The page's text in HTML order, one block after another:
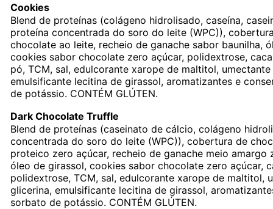
Cookies
Blend de proteínas (colágeno hidrolisado, caseína,
proteína concentrada do soro do leite (WPC)),
chocolate ao leite, recheio de ganache sabor baunilha,
cookies sabor chocolate zero açúcar, polidextrose,
pó, TCM, sal, edulcorante xarope de maltitol,
emulsificante lecitina de girassol, aromatizantes e
de potássio. CONTÉM GLÚTEN.
Dark Chocolate Truffle
Blend de proteínas (caseinato de cálcio, colágeno
concentrada do soro do leite (WPC)), cobertura de
proteico zero açúcar, recheio de ganache meio amargo
óleo de girassol, cookies sabor chocolate zero açúcar,
polidextrose, TCM, sal, edulcorante xarope de maltitol,
glicerina, emulsificante lecitina de girassol,
sorbato de potássio. CONTÉM GLÚTEN.